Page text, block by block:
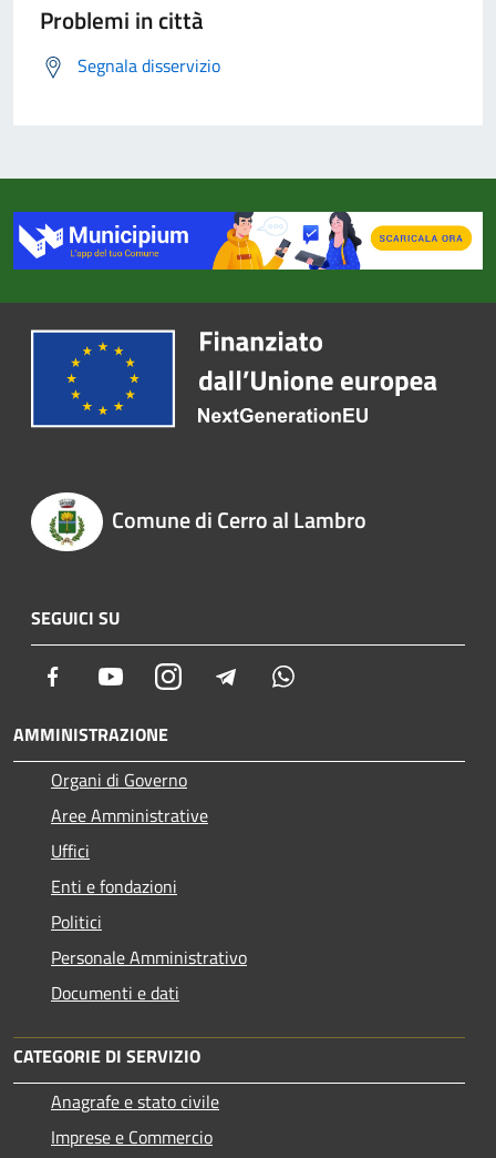
Problemi in città
Segnala disservizio
Comune di Cerro al Lambro
SEGUICI SU
Facebook YoutubeInstagram Telegram
AMMINISTRAZIONE
Organi di Governo
Aree Amministrative
Uffici
Enti e fondazioni
Politici
Personale Amministrativo
Documenti e dati
CATEGORIE DI SERVIZIO
Anagrafe e stato civile
Imprese e Commercio